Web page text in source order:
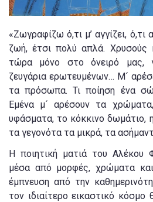
«Ζωγραφίζω ό,τι μ’ αγγίζει,
ζωή, έτσι πολύ απλά. Χρυσούς
τώρα μόνο στο όνειρό μας,
ζευγάρια ερωτευμένων… Μ´
τα πρόσωπα. Τι ποίηση ένα
Εμένα μ´ αρέσουν τα
υφάσματα, το κόκκινο δωμάτιο,
τα γεγονότα τα μικρά, τα
Η ποιητική ματιά του Αλέκου
μέσα από μορφές, χρώματα
έμπνευση από την
τον ιδιαίτερο εικαστικό κόσμο